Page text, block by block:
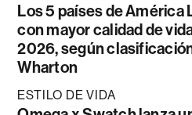
Los 5 países de América
con mayor calidad de
2026, según
Wharton
ESTILO DE VIDA